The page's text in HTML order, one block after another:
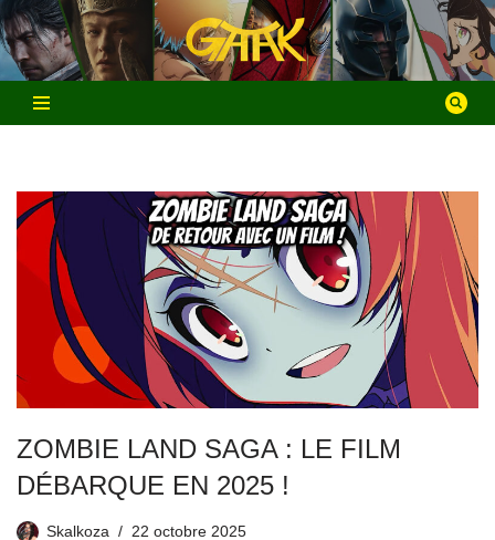
Aller
au
contenu
ZOMBIE LAND SAGA : LE FILM
DÉBARQUE EN 2025 !
Skalkoza 22 octobre 2025